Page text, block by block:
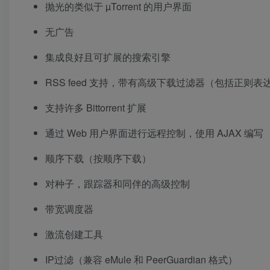
抛光的类似于 µTorrent 的用户界面
无广告
集成良好且可扩展的搜索引擎
RSS feed 支持，带有高级下载过滤器（包括正则表
支持许多 Bittorrent 扩展
通过 Web 用户界面进行远程控制，使用 AJAX 编写
顺序下载（按顺序下载）
对种子，跟踪器和同伴的高级控制
带宽调度器
激流创建工具
IP过滤（兼容 eMule 和 PeerGuardian 格式）